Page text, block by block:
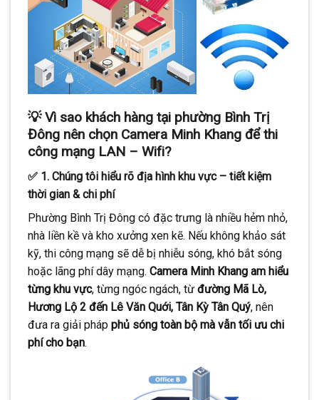
💡Vì sao khách hàng tại phường Bình Trị
Đông nên chọn Camera Minh Khang để thi
công mạng LAN – Wifi?
✅ 1. Chúng tôi hiểu rõ địa hình khu vực – tiết kiệm
thời gian & chi phí
Phường Bình Trị Đông có đặc trưng là nhiều hẻm nhỏ,
nhà liền kề và kho xưởng xen kẽ. Nếu không khảo sát
kỹ, thi công mạng sẽ dễ bị nhiễu sóng, khó bắt sóng
hoặc lãng phí dây mạng. Camera Minh Khang am hiểu
từng khu vực, từng ngóc ngách, từ đường Mã Lò,
Hương Lộ 2 đến Lê Văn Quới, Tân Kỳ Tân Quý, nên
đưa ra giải pháp phủ sóng toàn bộ mà vẫn tối ưu chi
phí cho bạn.